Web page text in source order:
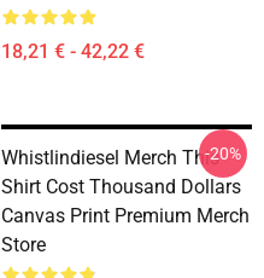
18,21 € - 42,22 €
Whistlindiesel Merch This
Shirt Cost Thousand Dollars
Canvas Print Premium Merch
Store
-20%